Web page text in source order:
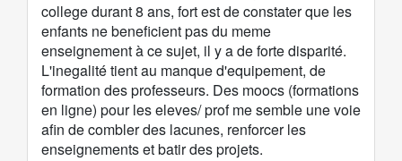
college durant 8 ans, fort est de constater que les
enfants ne beneficient pas du meme
enseignement à ce sujet, il y a de forte disparité.
L'inegalité tient au manque d'equipement, de
formation des professeurs. Des moocs (formations
en ligne) pour les eleves/ prof me semble une voie
afin de combler des lacunes, renforcer les
enseignements et batir des projets.